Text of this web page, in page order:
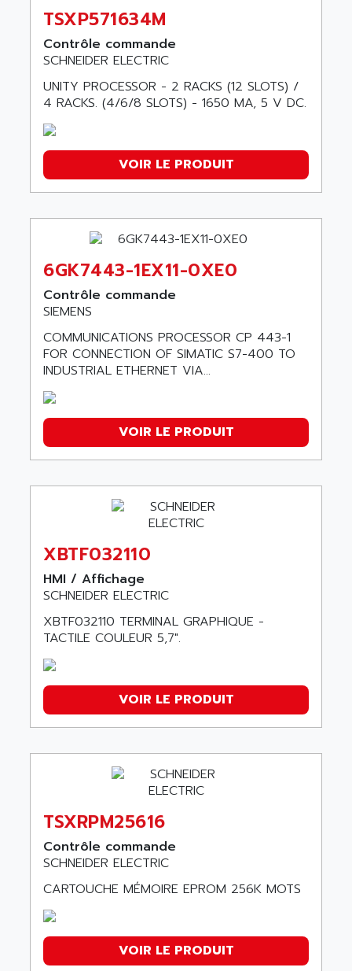
TSXP571634M
Contrôle commande
SCHNEIDER ELECTRIC
UNITY PROCESSOR - 2 RACKS (12 SLOTS) /
4 RACKS. (4/6/8 SLOTS) - 1650 MA, 5 V DC.
VOIR LE PRODUIT
6GK7443-1EX11-0XE0
Contrôle commande
SIEMENS
COMMUNICATIONS PROCESSOR CP 443-1
FOR CONNECTION OF SIMATIC S7-400 TO
INDUSTRIAL ETHERNET VIA...
VOIR LE PRODUIT
XBTF032110
HMI / Affichage
SCHNEIDER ELECTRIC
XBTF032110 TERMINAL GRAPHIQUE -
TACTILE COULEUR 5,7".
VOIR LE PRODUIT
TSXRPM25616
Contrôle commande
SCHNEIDER ELECTRIC
CARTOUCHE MÉMOIRE EPROM 256K MOTS
VOIR LE PRODUIT